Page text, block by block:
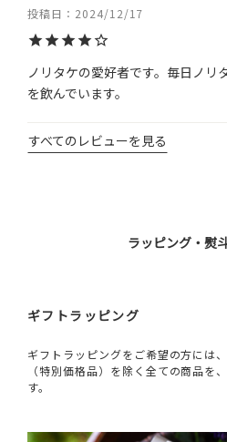
投稿日
2024/12/17
ノリタケの愛好者です。毎日ノリ
を飲んでいます。
すべてのレビューを見る
ラッピング・熨
ギフトラッピング
ギフトラッピングをご希望の方には
（特別価格品）を除く全ての商品を
す。